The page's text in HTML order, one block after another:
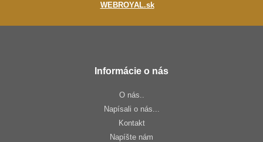
WEBROYAL.sk
Informácie o nás
O nás..
Napísali o nás...
Kontakt
Napíšte nám